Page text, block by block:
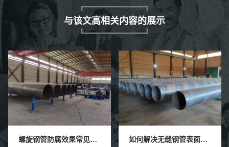
与该文高相关内容的展示
螺旋钢管防腐效果常见的四种具有防腐工艺技术。 如何解决无缝钢管表面感觉的褐色锈点？